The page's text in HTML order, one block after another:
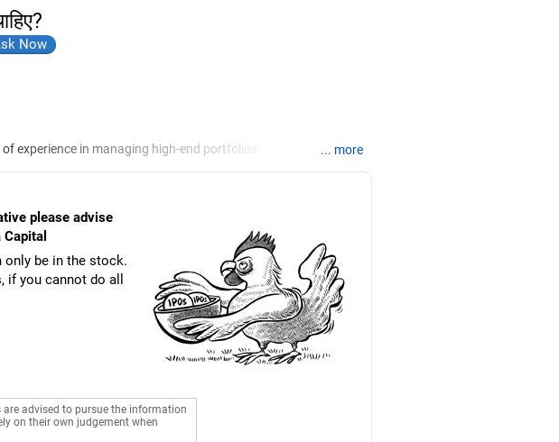
experience in managing high-end portfolios.
... more
please advise
only be in the stock.
you cannot do all
are advised to pursue the information
on their own judgement when